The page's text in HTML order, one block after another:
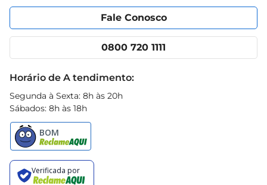
Portal do fornecedor
Cencosud Media
App Prezunic
Fale Conosco
0800 720 1111
Horário de A tendimento:
Segunda à Sexta: 8h às 20h
Sábados: 8h às 18h